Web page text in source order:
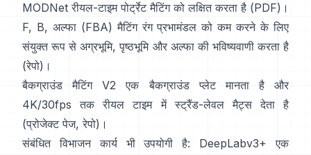
MODNet रीयल-टाइम पोर्ट्रेट मैटिंग को लक्षित करता है (PDF)।
F, B, अल्फा (FBA) मैटिंगरंग प्रभामंडल को कम करने के लिए
संयुक्त रूप से अग्रभूमि, पृष्ठभूमि और अल्फा की भविष्यवाणी करता है
(रेपो)।
बैकग्राउंड मैटिंग V2 एक बैकग्राउंड प्लेट मानता है और
4K/30fps तक रीयल टाइम में स्ट्रैंड-लेवल मैट्स देता है
(प्रोजेक्ट पेज, रेपो)।
संबंधित विभाजन कार्य भी उपयोगी है:
DeepLabv3+ एक